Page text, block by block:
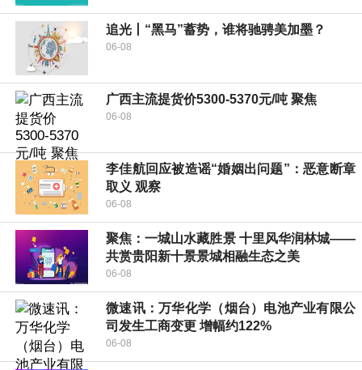
追光丨“黑马”蓄势，谁将驰骋美加墨？
06-08
广西主流提货价5300-5370元/吨 聚焦
06-08
李佳航回应被造谣“婚姻出问题”：恶意断章
取义 观察
06-08
聚焦：一城山水藏胜景 十里风华润林城——
共赏贵阳新十景景城相融生态之美
06-08
微速讯：万华化学（烟台）电池产业有限公
司发生工商变更 增幅约122%
06-08